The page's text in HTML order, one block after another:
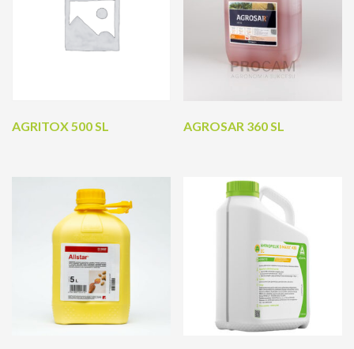
AGRITOX 500 SL AGROSAR 360 SL